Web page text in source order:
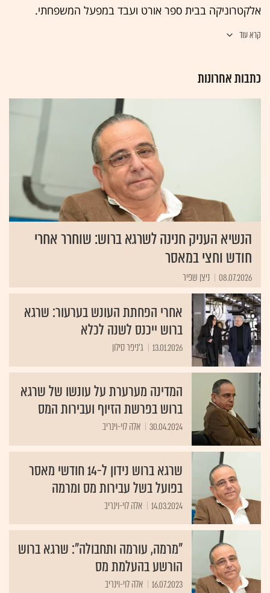
אלקטרוניקה בבית ספר אורט ועבד במפעל המשפחתי.
לאחר שירות בצה"ל כקצין בחיל הקשר הצטרף שרגא ברוש
לשטיחים ובמקביל נסגר מפעל ייצור התנורים והשלד
הבורסאי שלו נמכר בשנת 2000. שרגא ברוש חבר בליכוד.
בשנים 1993 2006, היה חבר מועצת עיריית רמת-גן. בשנת
2001 מונה ליו"ר מכון היצוא ובשנת 2005 מונה לנשיא
קרא עוד
כתבות אחרונות
הנשיא העניק חנינה לשרגא ברוש: שוחרר אחרי
חודש וחצי במאסר
08.07.2026 ניצן שפיר
אחרי הפחתת העונש בערעור: שרגא
ברוש ייכנס לשנה לכלא
13.01.2026 ג'ניפר סילון
המדינה מערערת על עונשו של שרגא
ברוש בפרשת הזיוף ועבירות המס
30.04.2024 אלה לוי-וינריב
שרגא ברוש נידון ל-14 חודשי מאסר
בפועל בשל עבירות מס ומרמה
14.03.2024 אלה לוי-וינריב
"מרמה, עורמה ותחבולה": שרגא ברוש
הורשע בהעלמת מס
16.07.2023 אלה לוי-וינריב